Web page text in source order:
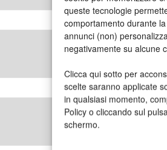
queste tecnologie
comportamento durante
annunci (non)
negativamente su alcune
Clicca qui sotto per
scelte saranno applicate
in qualsiasi momento,
Policy o cliccando sul
schermo.